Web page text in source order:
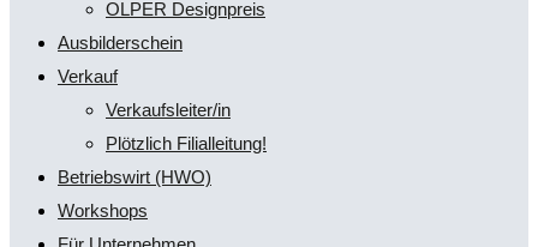
OLPER Designpreis
Ausbilderschein
Verkauf
Verkaufsleiter/in
Plötzlich Filialleitung!
Betriebswirt (HWO)
Workshops